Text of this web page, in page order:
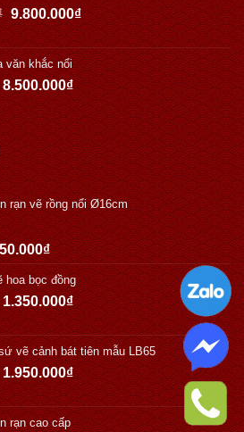
9.800.000₫
văn khắc nổi
8.500.000₫
rạn vẽ rồng nổi Ø16cm
₫
hoa bọc đồng
1.350.000₫
vẽ cảnh bát tiên mẫu LB65
1.950.000₫
rạn cao cấp